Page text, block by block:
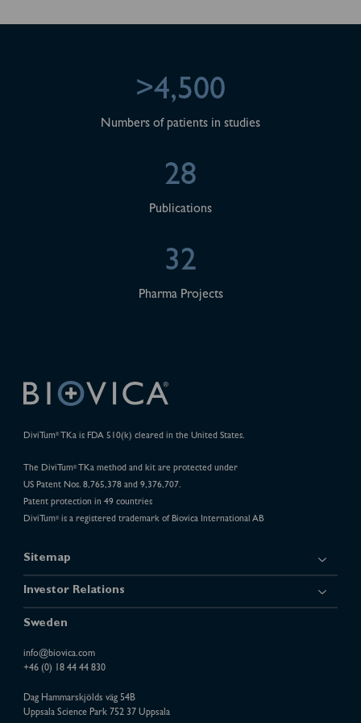
>4,500
Numbers of patients in studies
28
Publications
32
Pharma Projects
DiviTum®TKa is FDA 510(k) cleared in the United States.
The DiviTum®TKa method and kit are protected under
US Patent Nos. 8,765,378 and 9,376,707.
Patent protection in 49 countries
DiviTum®is a registered trademark of Biovica International AB
Sitemap
Investor Relations
Sweden
info@biovica.com
+46 (0) 18 44 44 830
Dag Hammarskjölds väg 54B
Uppsala Science Park 752 37 Uppsala